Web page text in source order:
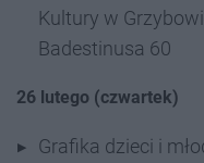
Kultury w
Badestinusa 60
26 lutego (czwartek)
Grafika dzieci i